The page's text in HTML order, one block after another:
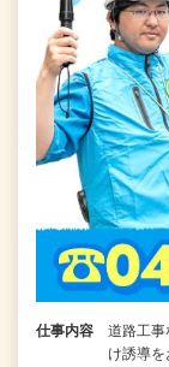
仕事内容
道路工事
け誘導